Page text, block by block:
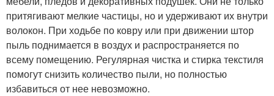
притягивают мелкие частицы, но и удерживают их внутри
волокон. При ходьбе по ковру или при движении штор
пыль поднимается в воздух и распространяется по
всему помещению. Регулярная чистка и стирка текстиля
помогут снизить количество пыли, но полностью
избавиться от нее невозможно.